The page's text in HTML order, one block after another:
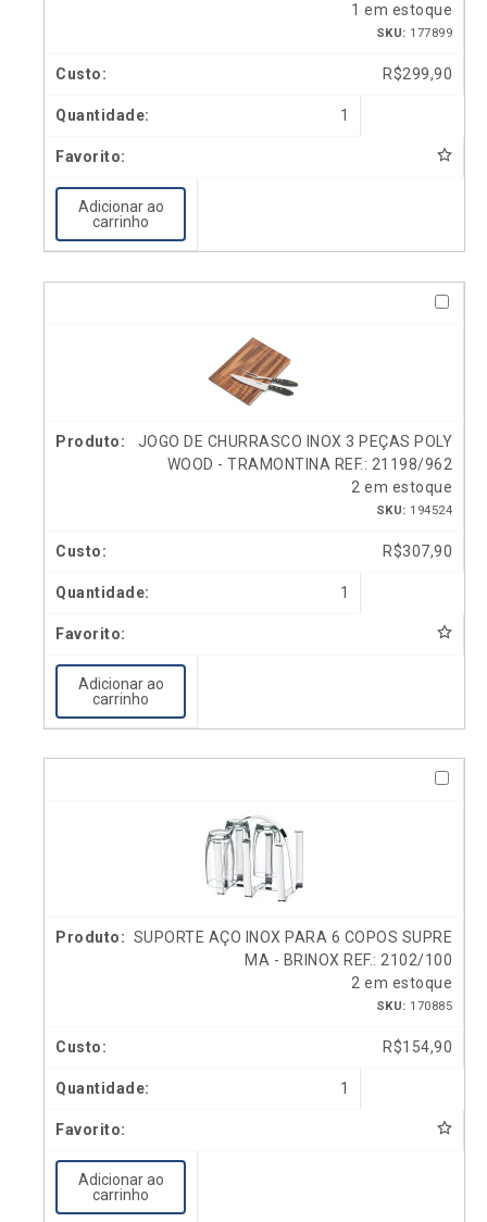
1 em estoque
SKU: 177899
R$299,90
1
Adicionar ao
carrinho
JOGO DE CHURRASCO INOX 3 PEÇAS POLY
WOOD - TRAMONTINA REF.: 21198/962
2 em estoque
SKU: 194524
R$307,90
1
Adicionar ao
carrinho
SUPORTE AÇO INOX PARA 6 COPOS SUPRE
MA - BRINOX REF.: 2102/100
2 em estoque
SKU: 170885
R$154,90
1
Adicionar ao
carrinho